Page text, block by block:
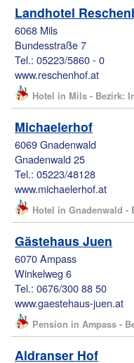
Landhotel
6068 Mils
Bundesstraße 7
Tel.: 05223/5860 - 0
www.reschenhof.at
Hotel in Mils - Bezirk:
Michaelerhof
6069 Gnadenwald
Gnadenwald 25
Tel.: 05223/48128
www.michaelerhof.at
Hotel in Gnadenwald -
Gästehaus Juen
6070 Ampass
Winkelweg 6
Tel.: 0676/300 88 50
www.gaestehaus-juen.at
Pension in Ampass -
Aldranser Hof